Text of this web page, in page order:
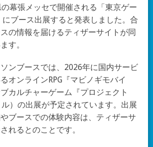
幕張メッセで開催される「東京ゲー
ブース出展すると発表しました。合
の情報を届けるティザーサイトが同
す。
ンブースでは、2026年に国内サービ
オンラインRPG『マビノギモバイ
カルチャーゲーム『プロジェクト
ル）の出展が予定されています。出展
ブースでの体験内容は、ティザーサ
れるとのことです。